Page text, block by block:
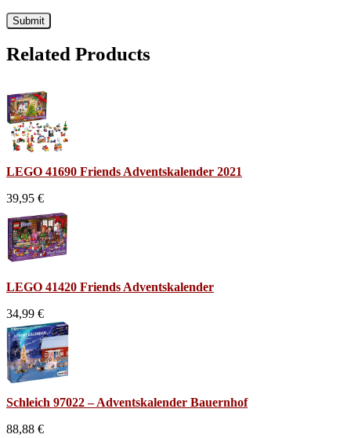
Related Products
LEGO 41690 Friends Adventskalender 2021
39,95 €
LEGO 41420 Friends Adventskalender
34,99 €
Schleich 97022 – Adventskalender Bauernhof
88,88 €